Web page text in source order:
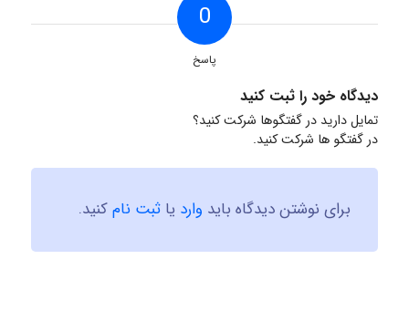
0
پاسخ
دیدگاه خود را ثبت کنید
تمایل دارید در گفتگوها شرکت کنید؟
در گفتگو ها شرکت کنید.
برای نوشتن دیدگاه باید وارد یا ثبت نامکنید.